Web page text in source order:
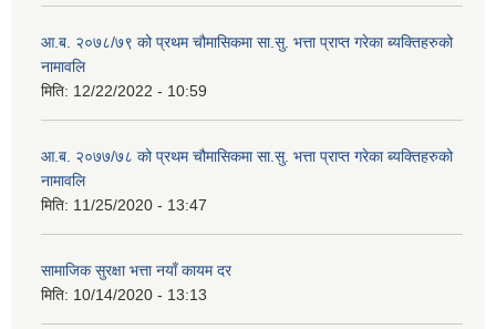
आ.ब. २०७८/७९ को प्रथम चौमासिकमा सा.सु. भत्ता प्राप्त गरेका ब्यक्तिहरुको
नामावलि
मिति: 12/22/2022 - 10:59
आ.ब. २०७७/७८ को प्रथम चौमासिकमा सा.सु. भत्ता प्राप्त गरेका ब्यक्तिहरुको
नामावलि
मिति: 11/25/2020 - 13:47
सामाजिक सुरक्षा भत्ता नयाँ कायम दर
मिति: 10/14/2020 - 13:13